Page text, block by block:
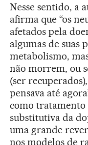
Nesse sentido, a
afirma que “os
afetados pela
algumas de suas
metabolismo,
não morrem, ou
(ser
pensava até
como tratamento
substitutiva da
uma grande
nos modelos de